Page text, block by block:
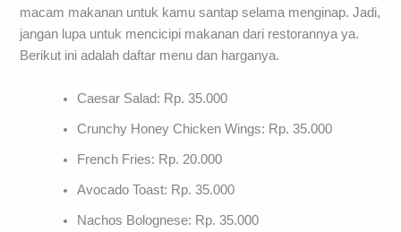
macam makanan untuk kamu santap selama menginap. Jadi,
jangan lupa untuk mencicipi makanan dari restorannya ya.
Berikut ini adalah daftar menu dan harganya.
Caesar Salad: Rp. 35.000
Crunchy Honey Chicken Wings: Rp. 35.000
French Fries: Rp. 20.000
Avocado Toast: Rp. 35.000
Nachos Bolognese: Rp. 35.000